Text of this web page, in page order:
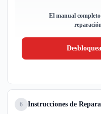
El manual
6 Instrucciones de